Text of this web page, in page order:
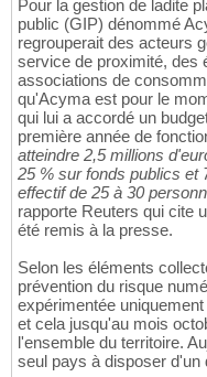
Pour la gestion de ladite
public (GIP) dénommé
regrouperait des acteurs
service de proximité, des
associations de
qu'Acyma est pour le
qui lui a accordé un
première année de
atteindre 2,5 millions
25 % sur fonds publics et
effectif de 25 à 30
rapporte Reuters qui cite
été remis à la presse.
Selon les éléments
prévention du risque
expérimentée
et cela jusqu'au mois
l'ensemble du territoire.
seul pays à disposer d'un